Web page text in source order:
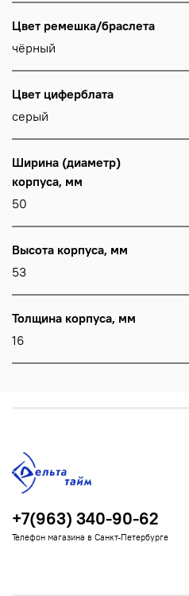
Цвет ремешка/браслета
чёрный
Цвет циферблата
серый
Ширина (диаметр)
корпуса, мм
50
Высота корпуса, мм
53
Толщина корпуса, мм
16
+7(963) 340-90-62
Телефон магазина в Санкт-Петербурге